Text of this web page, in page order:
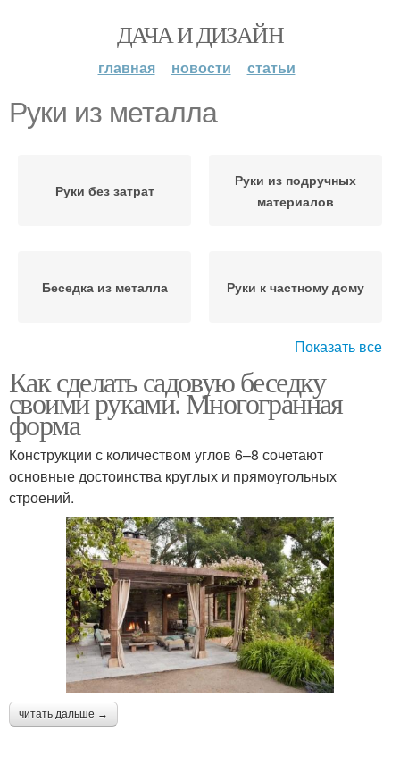
ДАЧА И ДИЗАЙН
главная новости статьи
Руки из металла
Руки без затрат
Руки из подручных
материалов
Беседка из металла Руки к частному дому
Руки с фото Руки над дверью
Руки из дерева Беседки из металла
Показать все
Как сделать садовую беседку
своими руками. Многогранная
форма
Конструкции с количеством углов 6–8 сочетают
основные достоинства круглых и прямоугольных
строений.
читать дальше →